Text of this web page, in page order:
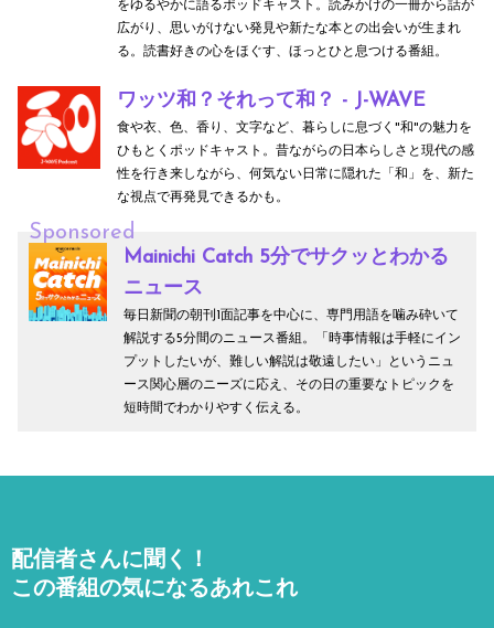
をゆるやかに語るポッドキャスト。読みかけの一冊から話が
広がり、思いがけない発見や新たな本との出会いが生まれ
る。読書好きの心をほぐす、ほっとひと息つける番組。
ワッツ和？それって和？ - J-WAVE
食や衣、色、香り、文字など、暮らしに息づく"和"の魅力を
ひもとくポッドキャスト。昔ながらの日本らしさと現代の感
性を行き来しながら、何気ない日常に隠れた「和」を、新た
な視点で再発見できるかも。
Sponsored
Mainichi Catch 5分でサクッとわかる
ニュース
毎日新聞の朝刊1面記事を中心に、専門用語を噛み砕いて
解説する5分間のニュース番組。「時事情報は手軽にイン
プットしたいが、難しい解説は敬遠したい」というニュ
ース関心層のニーズに応え、その日の重要なトピックを
短時間でわかりやすく伝える。
配信者さんに聞く！
この番組の気になるあれこれ